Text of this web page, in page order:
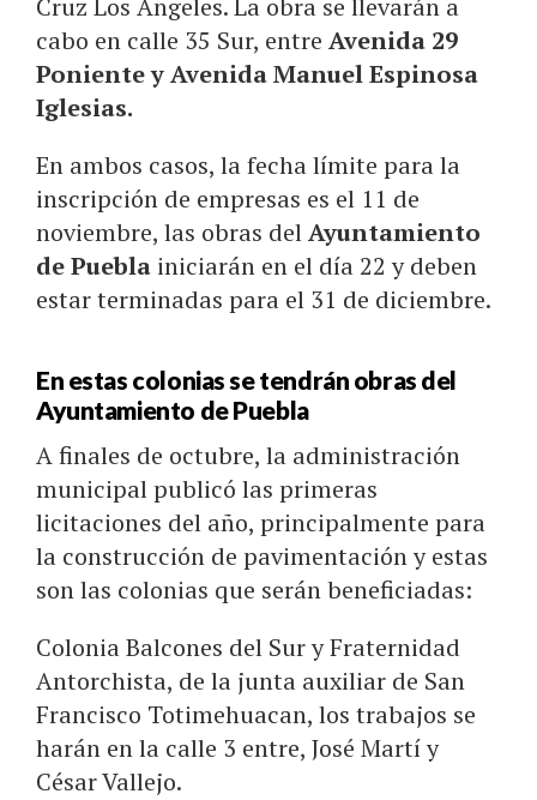
cabo en calle 35 Sur, entre Avenida 29
Poniente y Avenida Manuel Espinosa
Iglesias.
En ambos casos, la fecha límite para la
inscripción de empresas es el 11 de
noviembre, las obras delAyuntamiento
de Puebla iniciarán en el día 22 y deben
estar terminadas para el 31 de diciembre.
En estas colonias se tendrán obras del
Ayuntamiento de Puebla
A finales de octubre, la administración
municipal publicó las primeras
licitaciones del año, principalmente para
la construcción de pavimentación y estas
son las colonias que serán beneficiadas:
Colonia Balcones del Sur y Fraternidad
Antorchista, de la junta auxiliar de San
Francisco Totimehuacan, los trabajos se
harán en la calle 3 entre, José Martí y
César Vallejo.